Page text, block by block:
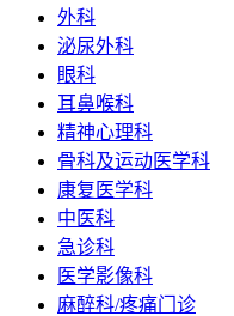
外科
泌尿外科
眼科
耳鼻喉科
精神心理科
骨科及运动医学科
康复医学科
中医科
急诊科
医学影像科
麻醉科/疼痛门诊